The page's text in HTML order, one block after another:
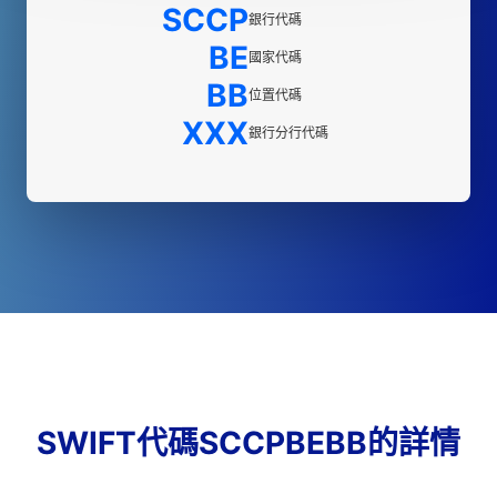
SCCP銀行代碼
BE國家代碼
BB位置代碼
XXX銀行分行代碼
SWIFT代碼SCCPBEBB的詳情